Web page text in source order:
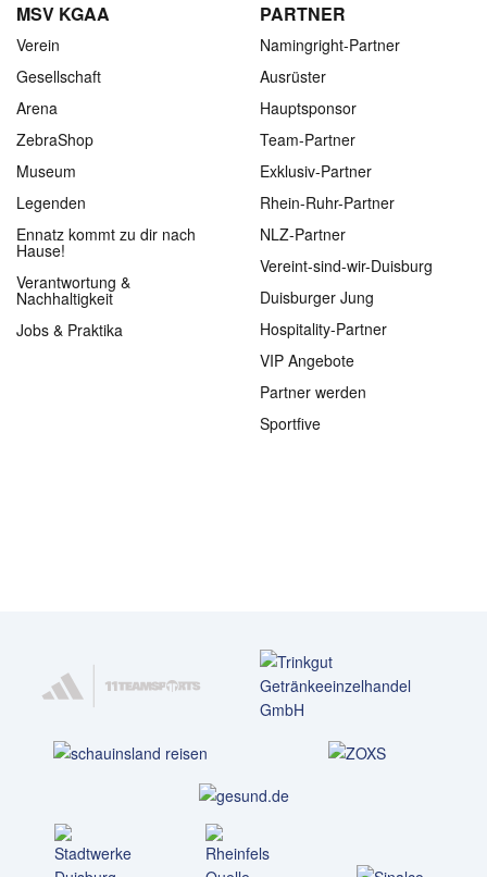
MSV KGAA
Verein
Gesellschaft
Arena
ZebraShop
Museum
Legenden
Ennatz kommt zu dir nach
Hause!
Verantwortung &
Nachhaltigkeit
Jobs & Praktika
PARTNER
Namingright-Partner
Ausrüster
Hauptsponsor
Team-Partner
Exklusiv-Partner
Rhein-Ruhr-Partner
NLZ-Partner
Vereint-sind-wir-Duisburg
Duisburger Jung
Hospitality-Partner
VIP Angebote
Partner werden
Sportfive